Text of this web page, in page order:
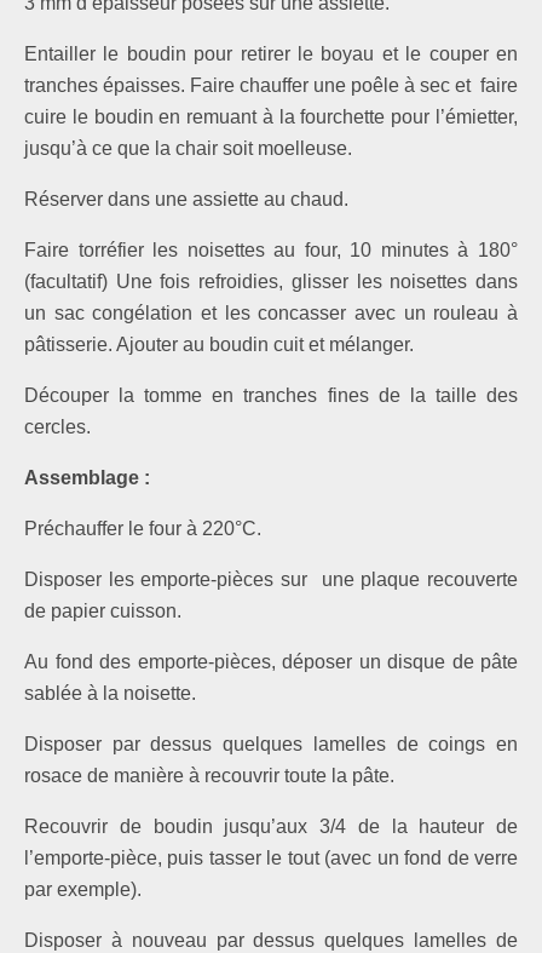
Entailler le boudin pour retirer le boyau et le couper en
tranches épaisses. Faire chauffer une poêle à sec et faire
cuire le boudin en remuant à la fourchette pour l’émietter,
jusqu’à ce que la chair soit moelleuse.
Réserver dans une assiette au chaud.
Faire torréfier les noisettes au four, 10 minutes à 180°
(facultatif) Une fois refroidies, glisser les noisettes dans
un sac congélation et les concasser avec un rouleau à
pâtisserie. Ajouter au boudin cuit et mélanger.
Découper la tomme en tranches fines de la taille des
cercles.
Assemblage :
Préchauffer le four à 220°C.
Disposer les emporte-pièces sur une plaque recouverte
de papier cuisson.
Au fond des emporte-pièces, déposer un disque de pâte
sablée à la noisette.
Disposer par dessus quelques lamelles de coings en
rosace de manière à recouvrir toute la pâte.
Recouvrir de boudin jusqu’aux 3/4 de la hauteur de
l’emporte-pièce, puis tasser le tout (avec un fond de verre
par exemple).
Disposer à nouveau par dessus quelques lamelles de